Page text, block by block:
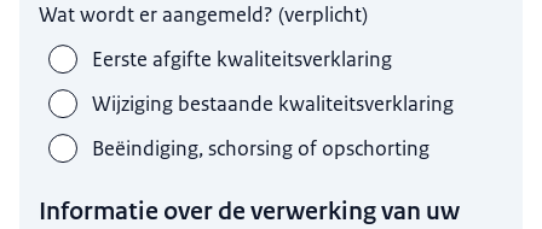
Wat wordt er aangemeld? (verplicht)
Eerste afgifte kwaliteitsverklaring
Wijziging bestaande kwaliteitsverklaring
Beëindiging, schorsing of opschorting
Informatie over de verwerking van uw